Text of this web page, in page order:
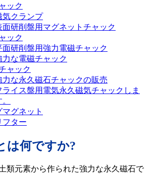
ック
気クランプ
面研削盤用マグネットチャック
ック
面研削盤用強力電磁チャック
力な電磁チャック
ャック
力な永久磁石チャックの販売
ライス盤用電気永久磁気チャックしま
グネット
フター
は何ですか?
類元素から作られた強力な永久磁石で